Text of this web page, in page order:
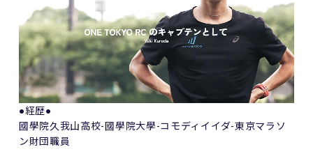
●経歴●
國學院久我山高校-國學院大學-コモディイイダ-東京マラソ
ン財団職員